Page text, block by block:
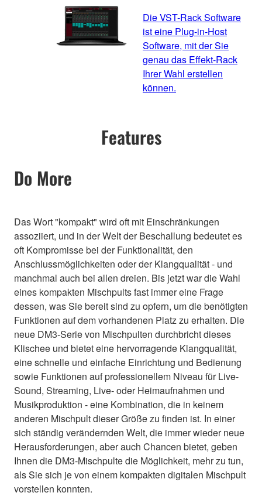
Die VST-Rack Software
ist eine Plug-in-Host
Software, mit der Sie
genau das Effekt-Rack
Ihrer Wahl erstellen
können.
Features
Do More
Das Wort "kompakt" wird oft mit Einschränkungen
assoziiert, und in der Welt der Beschallung bedeutet es
oft Kompromisse bei der Funktionalität, den
Anschlussmöglichkeiten oder der Klangqualität - und
manchmal auch bei allen dreien. Bis jetzt war die Wahl
eines kompakten Mischpults fast immer eine Frage
dessen, was Sie bereit sind zu opfern, um die benötigten
Funktionen auf dem vorhandenen Platz zu erhalten. Die
neue DM3-Serie von Mischpulten durchbricht dieses
Klischee und bietet eine hervorragende Klangqualität,
eine schnelle und einfache Einrichtung und Bedienung
sowie Funktionen auf professionellem Niveau für Live-
Sound, Streaming, Live- oder Heimaufnahmen und
Musikproduktion - eine Kombination, die in keinem
anderen Mischpult dieser Größe zu finden ist. In einer
sich ständig verändernden Welt, die immer wieder neue
Herausforderungen, aber auch Chancen bietet, geben
Ihnen die DM3-Mischpulte die Möglichkeit, mehr zu tun,
als Sie sich je von einem kompakten digitalen Mischpult
vorstellen konnten.